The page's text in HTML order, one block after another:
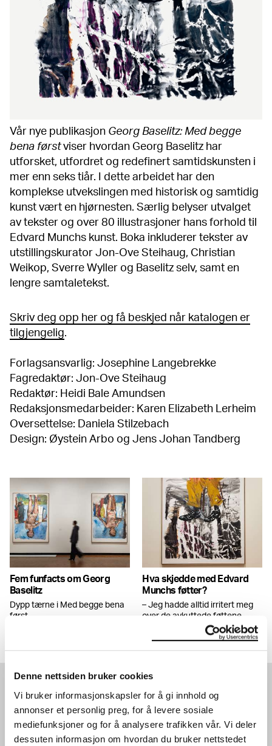
Denne nettsiden bruker cookies
Vi bruker informasjonskapsler for å gi innhold og
annonser et personlig preg, for å levere sosiale
mediefunksjoner og for å analysere trafikken vår. Vi deler
dessuten informasjon om hvordan du bruker nettstedet
Vår nye publikasjon Georg Baselitz: Med begge
bena førstviser hvordan Georg Baselitz har
utforsket, utfordret og redefinert samtidskunsten i
mer enn seks tiår. I dette arbeidet har den
komplekse utvekslingen med historisk og samtidig
kunst vært en hjørnesten. Særlig belyser utvalget
av tekster og over 80 illustrasjoner hans forhold til
Edvard Munchs kunst. Boka inkluderer tekster av
utstillingskurator Jon-Ove Steihaug, Christian
Weikop, Sverre Wyller og Baselitz selv, samt en
lengre samtaletekst.
Skriv deg opp her og få beskjed når katalogen er
tilgjengelig.
Forlagsansvarlig: Josephine Langebrekke
Fagredaktør: Jon-Ove Steihaug
Redaktør: Heidi Bale Amundsen
Redaksjonsmedarbeider: Karen Elizabeth Lerheim
Oversettelse: Daniela Stilzebach
Design: Øystein Arbo og Jens Johan Tandberg
Fem funfacts om Georg
Baselitz
Dypp tærne i Med begge bena
først.
Hva skjedde med Edvard
Munchs føtter?
– Jeg hadde alltid irritert meg
over de avkuttede føttene,
forteller Georg Baselitz.
SE OGSÅ